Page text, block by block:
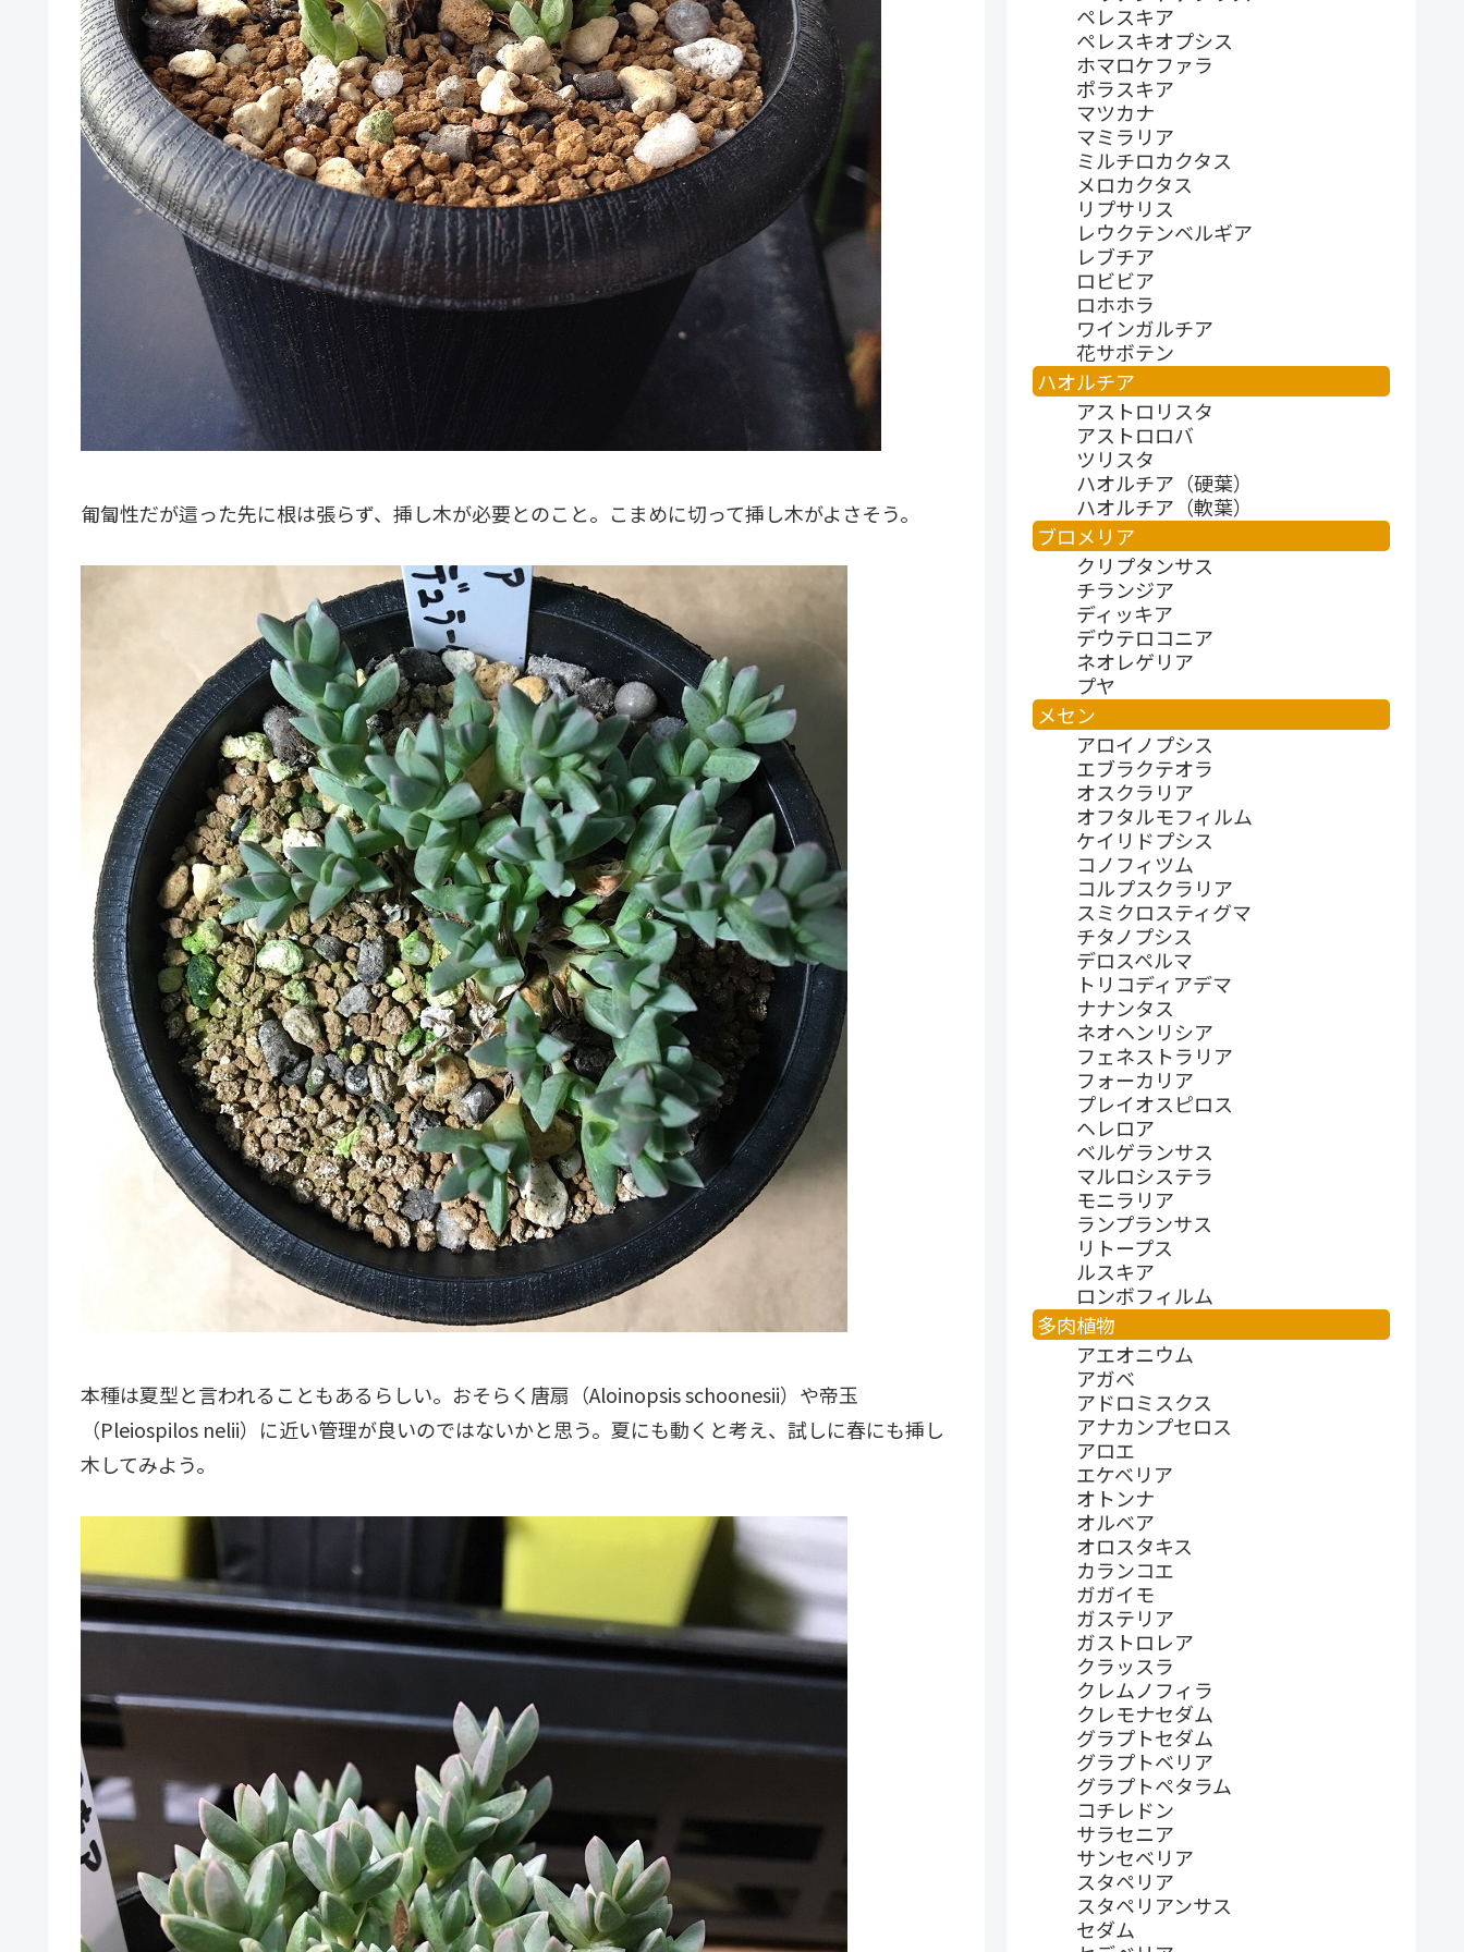
匍匐性だが這った先に根は張らず、挿し木が必要とのこと。こまめに切って挿し木がよさそう。
本種は夏型と言われることもあるらしい。おそらく唐扇（Aloinopsis schoonesii）や帝玉
（Pleiospilos nelii）に近い管理が良いのではないかと思う。夏にも動くと考え、試しに春にも挿し
木してみよう。
ペレスキア
ペレスキオプシス
ホマロケファラ
ポラスキア
マツカナ
マミラリア
ミルチロカクタス
メロカクタス
リプサリス
レウクテンベルギア
レブチア
ロビビア
ロホホラ
ワインガルチア
花サボテン
ハオルチア
アストロリスタ
アストロロバ
ツリスタ
ハオルチア（硬葉）
ハオルチア（軟葉）
ブロメリア
クリプタンサス
チランジア
ディッキア
デウテロコニア
ネオレゲリア
プヤ
メセン
アロイノプシス
エブラクテオラ
オスクラリア
オフタルモフィルム
ケイリドプシス
コノフィツム
コルプスクラリア
スミクロスティグマ
チタノプシス
デロスペルマ
トリコディアデマ
ナナンタス
ネオヘンリシア
フェネストラリア
フォーカリア
プレイオスピロス
ヘレロア
ベルゲランサス
マルロシステラ
モニラリア
ランプランサス
リトープス
ルスキア
ロンボフィルム
多肉植物
アエオニウム
アガベ
アドロミスクス
アナカンプセロス
アロエ
エケベリア
オトンナ
オルベア
オロスタキス
カランコエ
ガガイモ
ガステリア
ガストロレア
クラッスラ
クレムノフィラ
クレモナセダム
グラプトセダム
グラプトベリア
グラプトペタラム
コチレドン
サラセニア
サンセベリア
スタペリア
スタペリアンサス
セダム